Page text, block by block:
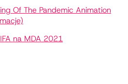
Of The Pandemic Animation
na MDA 2021